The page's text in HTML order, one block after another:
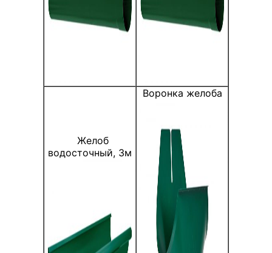
Желоб
водосточный, 3м
Воронка желоба